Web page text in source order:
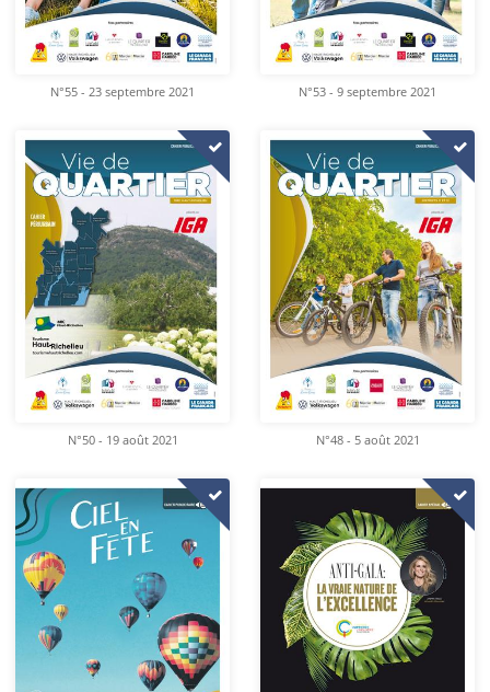
N°55 - 23 septembre 2021 N°53 - 9 septembre 2021
N°50 - 19 août 2021 N°48 - 5 août 2021